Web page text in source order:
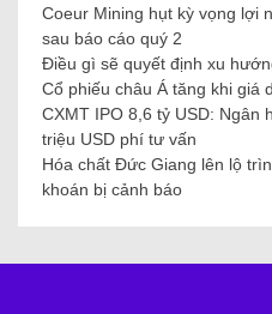
Coeur Mining hụt kỳ vọng lợi
sau báo cáo quý 2
Điều gì sẽ quyết định xu
Cổ phiếu châu Á tăng khi giá
CXMT IPO 8,6 tỷ USD: Ngân
triệu USD phí tư vấn
Hóa chất Đức Giang lên lộ
khoán bị cảnh báo